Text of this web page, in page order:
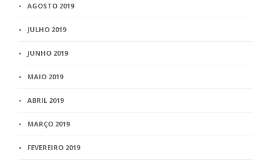
AGOSTO 2019
JULHO 2019
JUNHO 2019
MAIO 2019
ABRIL 2019
MARÇO 2019
FEVEREIRO 2019